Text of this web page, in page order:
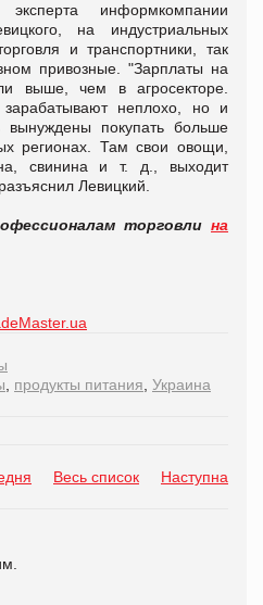
информкомпании
на индустриальных
и транспортники, так
привозные. "Зарплаты на
выше, чем в агросекторе.
неплохо, но и
вынуждены покупать больше
регионах. Там свои овощи,
свинина и т. д., выходит
Левицкий.
торговли на
, продукты питания, Украина
Весь список Наступна